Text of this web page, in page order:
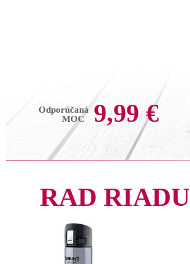
Odporúčaná
MOC
9,99 €
RAD RIADU